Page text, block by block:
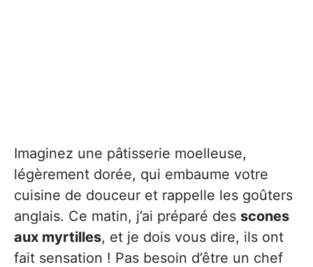
Imaginez une pâtisserie moelleuse,
légèrement dorée, qui embaume votre
cuisine de douceur et rappelle les goûters
anglais. Ce matin, j’ai préparé des scones
aux myrtilles, et je dois vous dire, ils ont
fait sensation ! Pas besoin d’être un chef